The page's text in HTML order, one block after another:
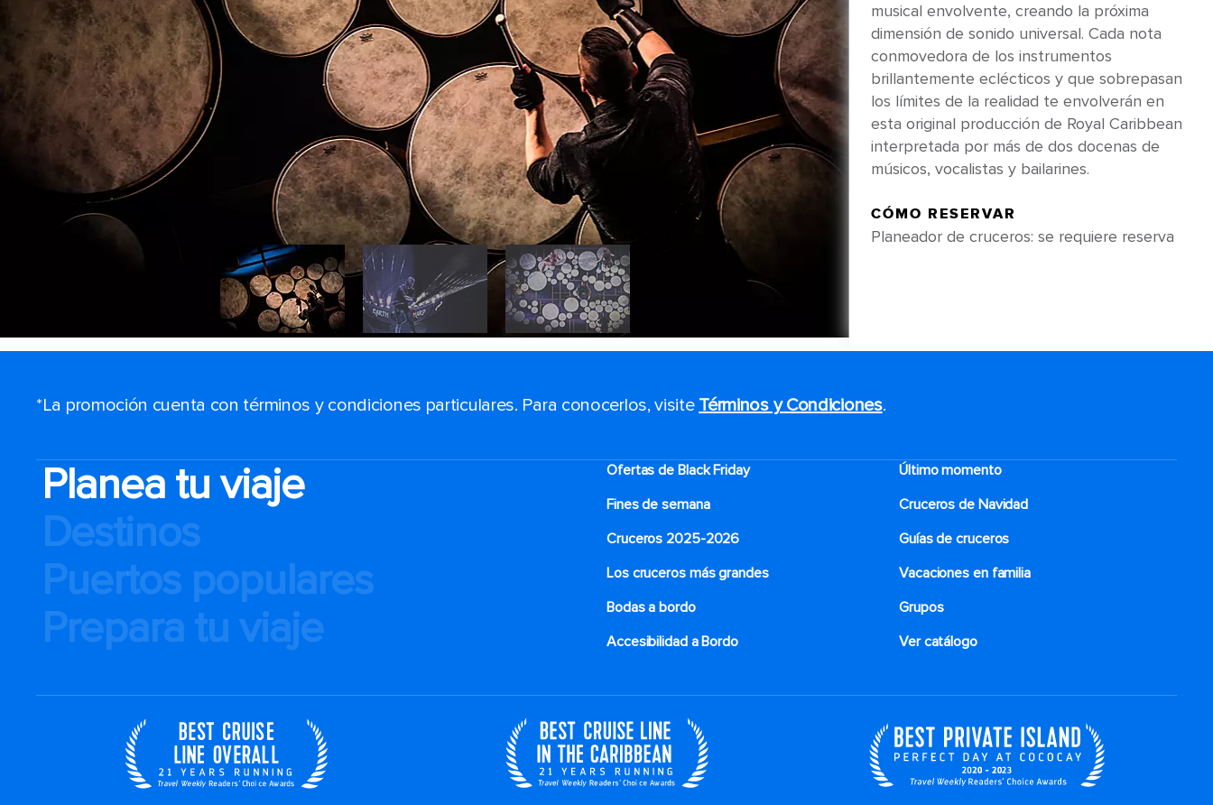
musical envolvente, creando la próxima
dimensión de sonido universal. Cada nota
conmovedora de los instrumentos
brillantemente eclécticos y que sobrepasan
los límites de la realidad te envolverán en
esta original producción de Royal Caribbean
interpretada por más de dos docenas de
músicos, vocalistas y bailarines.
CÓMO RESERVAR
Planeador de cruceros: se requiere reserva
*La promoción cuenta con términos y condiciones particulares. Para conocerlos, visite Términos y Condiciones.
Planea tu viaje
Destinos
Puertos populares
Prepara tu viaje
Ofertas de Black Friday
Último momento
Fines de semana
Cruceros de Navidad
Cruceros 2025-2026
Guías de cruceros
Los cruceros más grandes
Vacaciones en familia
Bodas a bordo
Grupos
Accesibilidad a Bordo
Ver catálogo